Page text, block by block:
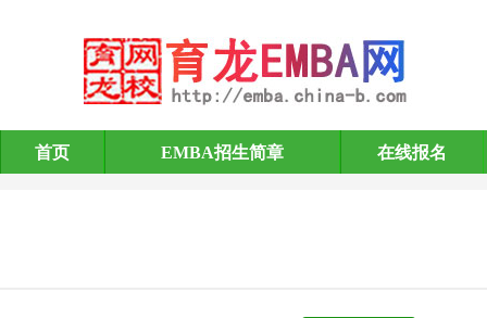
EMBA招生简章
首页 EMBA招生简章 在线报名